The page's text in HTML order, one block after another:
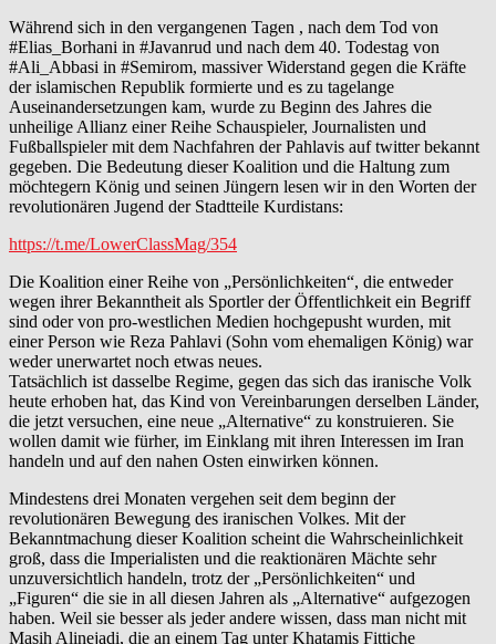
Während sich in den vergangenen Tagen , nach dem Tod von
#Elias_Borhani in #Javanrud und nach dem 40. Todestag von
#Ali_Abbasi in #Semirom, massiver Widerstand gegen die Kräfte
der islamischen Republik formierte und es zu tagelange
Auseinandersetzungen kam, wurde zu Beginn des Jahres die
unheilige Allianz einer Reihe Schauspieler, Journalisten und
Fußballspieler mit dem Nachfahren der Pahlavis auf twitter bekannt
gegeben. Die Bedeutung dieser Koalition und die Haltung zum
möchtegern König und seinen Jüngern lesen wir in den Worten der
revolutionären Jugend der Stadtteile Kurdistans:
https://t.me/LowerClassMag/354
Die Koalition einer Reihe von „Persönlichkeiten“, die entweder
wegen ihrer Bekanntheit als Sportler der Öffentlichkeit ein Begriff
sind oder von pro-westlichen Medien hochgepusht wurden, mit
einer Person wie Reza Pahlavi (Sohn vom ehemaligen König) war
weder unerwartet noch etwas neues.
Tatsächlich ist dasselbe Regime, gegen das sich das iranische Volk
heute erhoben hat, das Kind von Vereinbarungen derselben Länder,
die jetzt versuchen, eine neue „Alternative“ zu konstruieren. Sie
wollen damit wie fürher, im Einklang mit ihren Interessen im Iran
handeln und auf den nahen Osten einwirken können.
Mindestens drei Monaten vergehen seit dem beginn der
revolutionären Bewegung des iranischen Volkes. Mit der
Bekanntmachung dieser Koalition scheint die Wahrscheinlichkeit
groß, dass die Imperialisten und die reaktionären Mächte sehr
unzuversichtlich handeln, trotz der „Persönlichkeiten“ und
„Figuren“ die sie in all diesen Jahren als „Alternative“ aufgezogen
haben. Weil sie besser als jeder andere wissen, dass man nicht mit
Masih Alinejadi, die an einem Tag unter Khatamis Fittiche